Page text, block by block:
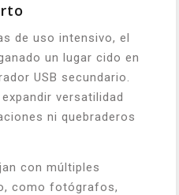
de uso intensivo, el
un lugar cido en
USB secundario.
versatilidad
ni quebraderos
con múltiples
como fotógrafos,